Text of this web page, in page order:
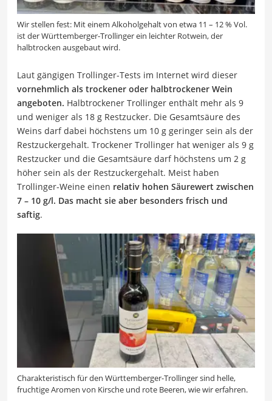
Wir stellen fest: Mit einem Alkoholgehalt von etwa 11 – 12 % Vol.
ist der Württemberger-Trollinger ein leichter Rotwein, der
halbtrocken ausgebaut wird.
Laut gängigen Trollinger-Tests im Internet wird dieser
vornehmlich als trockener oder halbtrockener Wein
angeboten. Halbtrockener Trollinger enthält mehr als 9
und weniger als 18 g Restzucker. Die Gesamtsäure des
Weins darf dabei höchstens um 10 g geringer sein als der
Restzuckergehalt. Trockener Trollinger hat weniger als 9 g
Restzucker und die Gesamtsäure darf höchstens um 2 g
höher sein als der Restzuckergehalt. Meist haben
Trollinger-Weine einen relativ hohen Säurewert zwischen
7 – 10 g/l. Das macht sie aber besonders frisch und
saftig.
Charakteristisch für den Württemberger-Trollinger sind helle,
fruchtige Aromen von Kirsche und rote Beeren, wie wir erfahren.